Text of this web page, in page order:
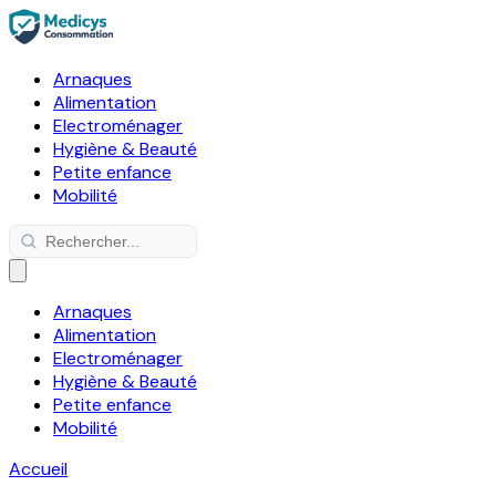
Arnaques
Alimentation
Electroménager
Hygiène & Beauté
Petite enfance
Mobilité
Arnaques
Alimentation
Electroménager
Hygiène & Beauté
Petite enfance
Mobilité
Accueil